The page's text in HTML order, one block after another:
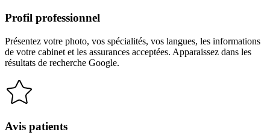
Profil professionnel
Présentez votre photo, vos spécialités, vos langues, les informations
de votre cabinet et les assurances acceptées. Apparaissez dans les
résultats de recherche Google.
Avis patients